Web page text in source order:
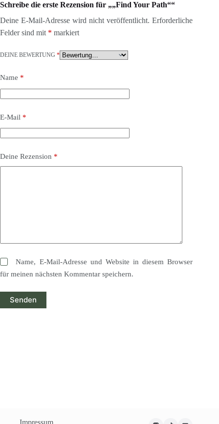
Schreibe die erste Rezension für „„Find Your Path““
Deine E-Mail-Adresse wird nicht veröffentlicht. Erforderliche
Felder sind mit * markiert
DEINE BEWERTUNG *
Name *
E-Mail *
Deine Rezension *
Name, E-Mail-Adresse und Website in diesem Browser
für meinen nächsten Kommentar speichern.
Senden
Impressum